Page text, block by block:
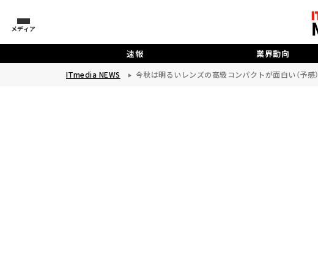
メディア
速報 業界動向
ITmedia NEWS 今秋は明るいレンズの高級コンパクトが面白い（予感）